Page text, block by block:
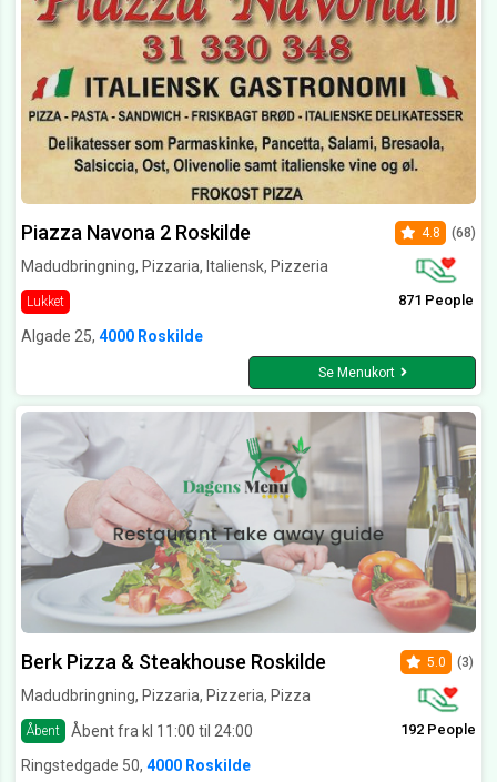
Piazza Navona 2 Roskilde
Madudbringning, Pizzaria, Italiensk, Pizzeria
Lukket
4.8 (68)
871 People
Algade 25, 4000 Roskilde
Se Menukort
Berk Pizza & Steakhouse Roskilde
Madudbringning, Pizzaria, Pizzeria, Pizza
Åbent Åbent fra kl 11:00 til 24:00
5.0 (3)
192 People
Ringstedgade 50, 4000 Roskilde